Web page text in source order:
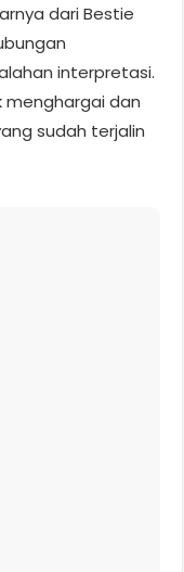
dari Bestie
interpretasi.
menghargai dan
sudah terjalin